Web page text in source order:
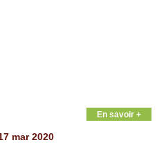
En savoir +
mar 2020